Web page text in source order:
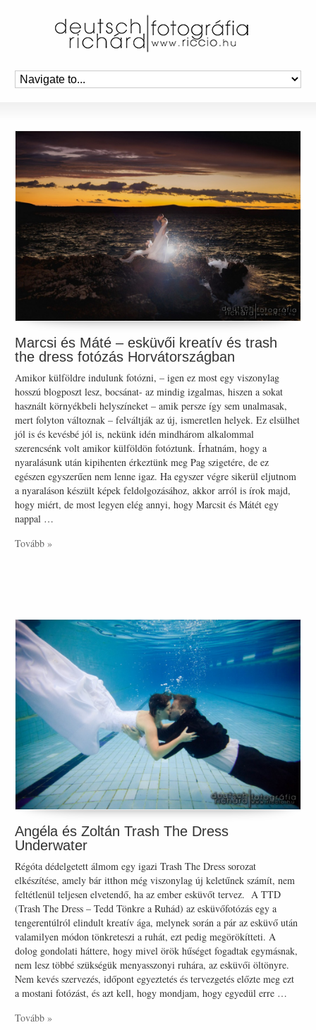
Marcsi és Máté – esküvői kreatív és trash
the dress fotózás Horvátországban
Amikor külföldre indulunk fotózni, – igen ez most egy viszonylag
hosszú blogposzt lesz, bocsánat- az mindig izgalmas, hiszen a sokat
használt környékbeli helyszíneket – amik persze így sem unalmasak,
mert folyton változnak – felváltják az új, ismeretlen helyek. Ez elsülhet
jól is és kevésbé jól is, nekünk idén mindhárom alkalommal
szerencsénk volt amikor külföldön fotóztunk. Írhatnám, hogy a
nyaralásunk után kipihenten érkeztünk meg Pag szigetére, de ez
egészen egyszerűen nem lenne igaz. Ha egyszer végre sikerül eljutnom
a nyaraláson készült képek feldolgozásához, akkor arról is írok majd,
hogy miért, de most legyen elég annyi, hogy Marcsit és Mátét egy
nappal …
Tovább »
Angéla és Zoltán Trash The Dress
Underwater
Régóta dédelgetett álmom egy igazi Trash The Dress sorozat
elkészítése, amely bár itthon még viszonylag új keletűnek számít, nem
feltétlenül teljesen elvetendő, ha az ember esküvőt tervez. A TTD
(Trash The Dress – Tedd Tönkre a Ruhád) az esküvőfotózás egy a
tengerentúlról elindult kreatív ága, melynek során a pár az esküvő után
valamilyen módon tönkreteszi a ruhát, ezt pedig megörökítteti. A
dolog gondolati háttere, hogy mivel örök hűséget fogadtak egymásnak,
nem lesz többé szükségük menyasszonyi ruhára, az esküvői öltönyre.
Nem kevés szervezés, időpont egyeztetés és tervezgetés előzte meg ezt
a mostani fotózást, és azt kell, hogy mondjam, hogy egyedül erre …
Tovább »